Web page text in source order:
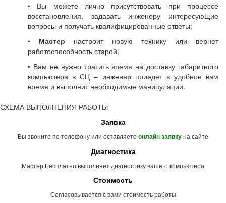
• Вы можете лично присутствовать при процессе
восстановления, задавать инженеру интересующие
вопросы и получать квалифицированные ответы;
• Мастер настроит новую технику или вернет
работоспособность старой;
• Вам не нужно тратить время на доставку габаритного
компьютера в СЦ – инженер приедет в удобное вам
время и выполнит необходимые манипуляции.
СХЕМА ВЫПОЛНЕНИЯ РАБОТЫ
Заявка
Вы звоните по телефону или оставляете онлайн заявкуна сайте
Диагностика
Мастер Бесплатно выполняет диагностику вашего компьютера
Стоимость
Согласовывается с вами стоимость работы